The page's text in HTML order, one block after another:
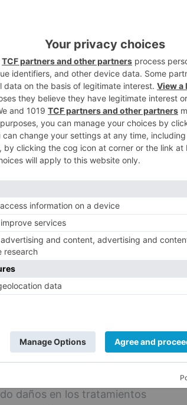
la turbidez, el amonio
se extrae directamente de los
o estratégicos y se
instaladas en casetas de
de Burgos.
de la Oficina Técnica de
detectar de forma temprana
y anticiparnos a posibles
de la depuradora”.
mejorar el control de la calidad
especialmente en zonas
producirse vertidos
municipal. Gracias a esta
puede localizar zonas con
vertidos ilegales y actuar con
que puedan afectar al
de Aguas Residuales (EDAR).
o alteraciones
es posible derivar esos caudales
daños en los tratamientos